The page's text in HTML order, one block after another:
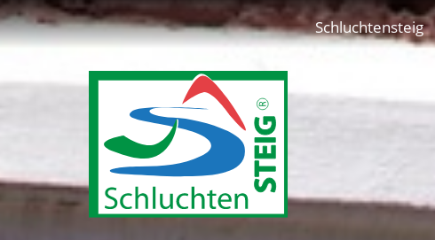
Schluchtensteig